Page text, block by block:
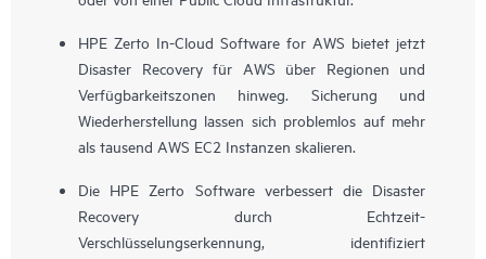
HPE Zerto In-Cloud Software for AWS bietet jetzt
Disaster Recovery für AWS über Regionen und
Verfügbarkeitszonen hinweg. Sicherung und
Wiederherstellung lassen sich problemlos auf mehr
als tausend AWS EC2 Instanzen skalieren.
Die HPE Zerto Software verbessert die Disaster
Recovery durch Echtzeit-
Verschlüsselungserkennung, identifiziert